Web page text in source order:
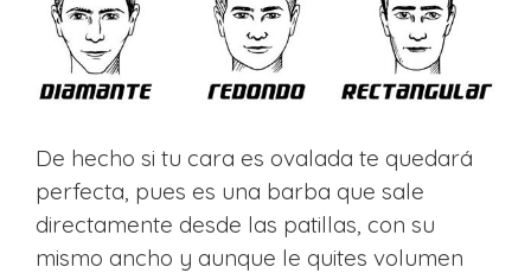
De hecho si tu cara es ovalada te quedará
perfecta, pues es una barba que sale
directamente desde las patillas, con su
mismo ancho y aunque le quites volumen